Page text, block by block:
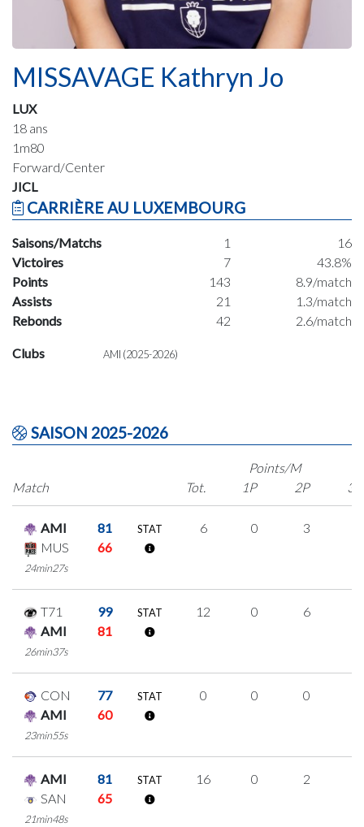
MISSAVAGE Kathryn Jo
LUX
18 ans
1m80
Forward/Center
JICL
CARRIÈRE AU LUXEMBOURG
Saisons/Matchs 1
16
Victoires
7
43.8%
Points
143
8.9/match
Assists
21
1.3/match
Rebonds
42 2.6/match
Clubs AMI (2025-2026)
SAISON 2025-2026
Match
Points/M
Tot.
1P 2P 3P
AMI
81
MUS
66
24min27s
STAT 6 0 3
T71
99
AMI
81
26min37s
STAT 12 0 6
CON
77
AMI
60
23min55s
STAT 0 0 0
AMI
81
SAN
65
21min48s
STAT 16 0 2